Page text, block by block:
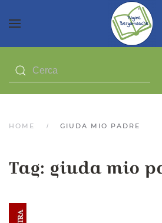
HOME GIUDA MIO PADRE
Tag: giuda mio